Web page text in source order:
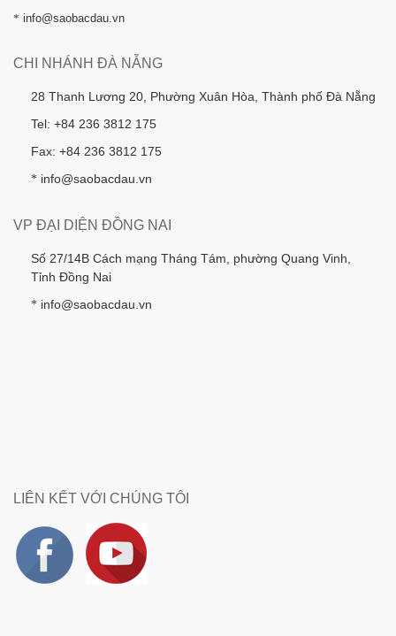
* info@saobacdau.vn
CHI NHÁNH ĐÀ NẴNG
28 Thanh Lương 20, Phường Xuân Hòa, Thành phố Đà Nẵng
Tel: +84 236 3812 175
Fax: +84 236 3812 175
* info@saobacdau.vn
VP ĐẠI DIỆN ĐỒNG NAI
Số 27/14B Cách mạng Tháng Tám, phường Quang Vinh,
Tỉnh Đồng Nai
* info@saobacdau.vn
LIÊN KẾT VỚI CHÚNG TÔI